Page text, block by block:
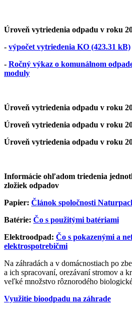
Úroveň vytriedenia odpadu v roku
- výpočet vytriedenia KO (423.31 kB)
- Ročný výkaz o komunálnom
moduly
Úroveň vytriedenia odpadu v roku
Úroveň vytriedenia odpadu v roku
Úroveň vytriedenia odpadu v roku
Informácie ohľadom triedenia
zložiek odpadov
Papier: Článok spoločnosti
Batérie: Čo s použitými batériami
Elektroodpad: Čo s pokazenými a
elektrospotrebičmi
Na záhradách a v domácnostiach po
a ich spracovaní, orezávaní stromov a
veľké množstvo rôznorodého
Využitie bioodpadu na záhrade